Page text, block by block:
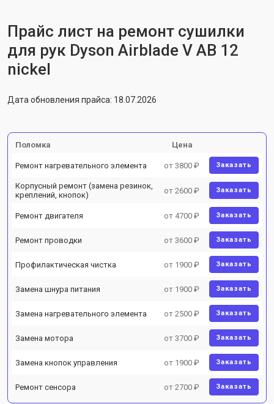
Прайс лист на ремонт сушилки
для рук Dyson Airblade V AB 12
nickel
Дата обновления прайса: 18.07.2026
Поломка Цена
Ремонт нагревательного элемента от 3800 ₽ Заказать
Корпусный ремонт (замена резинок,
креплений, кнопок)
от 2600 ₽ Заказать
Ремонт двигателя от 4700 ₽ Заказать
Ремонт проводки от 3600 ₽ Заказать
Профилактическая чистка от 1900 ₽ Заказать
Замена шнура питания от 1900 ₽ Заказать
Замена нагревательного элемента от 2500 ₽ Заказать
Замена мотора от 3700 ₽ Заказать
Замена кнопок управления от 1900 ₽ Заказать
Ремонт сенсора от 2700 ₽ Заказать